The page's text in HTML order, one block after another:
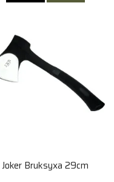
Joker Bruksyxa 29cm